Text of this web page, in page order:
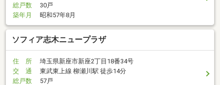
総戸数
30戸
築年月
昭和57年8月
ソフィア志木ニュープラザ
住 所
埼玉県新座市新座2丁目18番34号
交 通
東武東上線 柳瀬川駅 徒歩14分
総戸数
57戸